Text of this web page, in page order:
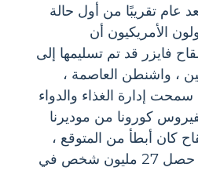
2020 ، بعد عام تقريبًا من أول حالة
الأمريكيون أن
فايزر قد تم تسليمها إلى
، واشنطن العاصمة ،
سمحت إدارة الغذاء والدواء
كورونا من موديرنا
كان أبطأ من المتوقع ،
اعتبارًا من 3 فبراير ، حصل 27 مليون شخص في